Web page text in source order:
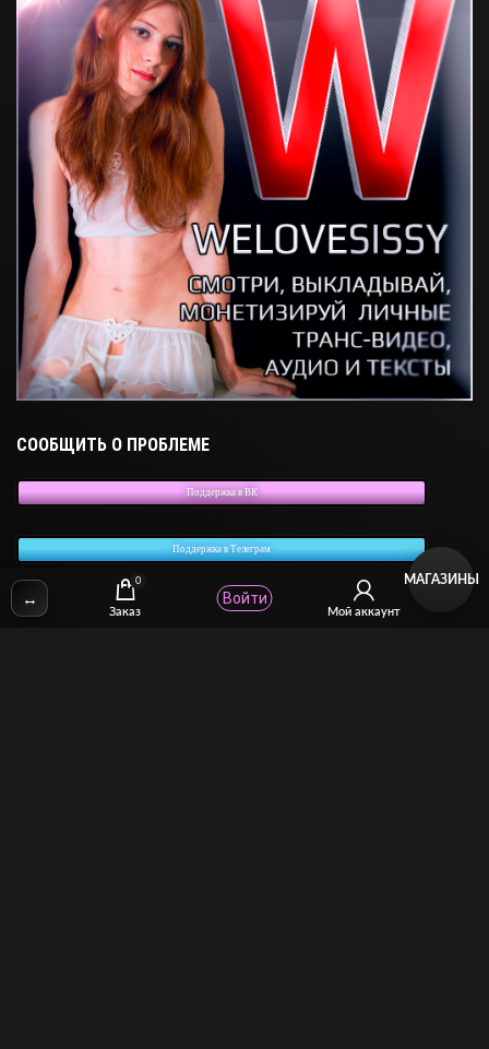
СООБЩИТЬ О ПРОБЛЕМЕ
Поддержка в ВК
Поддержка в Телеграм
✉Email: stcomhelp@gmail.com
↔
0
Заказ Мой аккаунт
Войти
МАГАЗИНЫ